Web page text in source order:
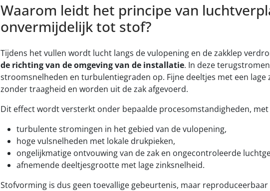
Waarom leidt het principe van
onvermijdelijk tot stof?
Tijdens het vullen wordt lucht langs de vulopening en de zakklep
de richting van de omgeving van de installatie. In deze
stroomsnelheden en turbulentiegraden op. Fijne deeltjes met een
zonder traagheid en worden uit de zak afgevoerd.
Dit effect wordt versterkt onder bepaalde procesomstandigheden,
turbulente stromingen in het gebied van de vulopening,
hoge vulsnelheden met lokale drukpieken,
ongelijkmatige ontvouwing van de zak en ongecontroleerde
afnemende deeltjesgrootte met lage zinksnelheid.
Stofvorming is dus geen toevallige gebeurtenis, maar